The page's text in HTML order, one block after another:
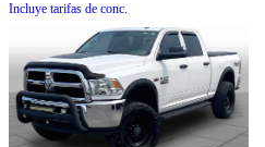
Incluye tarifas de conc.